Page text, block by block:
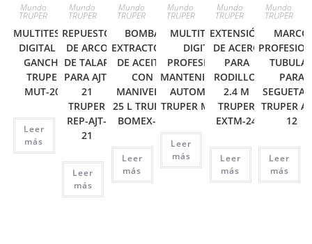
Mundo
TRUPER
MULTITESTER
DIGITAL DE
GANCHO
TRUPER
MUT-202
Leer
más
Mundo
TRUPER
REPUESTO
DE ARCO
DE TALAR
PARA AJT-
21
TRUPER
REP-AJT-
21
Leer
más
Mundo
TRUPER
BOMBA
EXTRACTORA
DE ACEITE,
CON
MANIVELA,
25 L TRUPER
BOMEX-25
Leer
más
Mundo
TRUPER
MULTITESTER
DIGITAL
PROFESIONAL,
MANTENIMIENTO
AUTOMOTRIZ
TRUPER MUT-105
Leer
más
Mundo
TRUPER
EXTENSIÓN
DE ACERO
PARA
RODILLO,
2.4 M
TRUPER
EXTM-24
Leer
más
Mundo
TRUPER
MARCO
PARA
SEGUETA
TRUPER
12
Leer
más